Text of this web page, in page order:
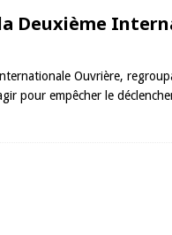
Deuxième
Ouvrière,
pour empêcher le